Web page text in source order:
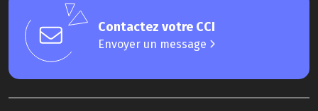
Contactez votre CCI
Envoyer un message